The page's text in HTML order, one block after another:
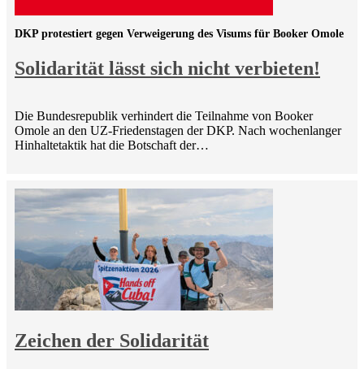
Solidarität lässt sich nicht verbieten!
DKP protestiert gegen Verweigerung des Visums für Booker Omole
Die Bundesrepublik verhindert die Teilnahme von Booker
Omole an den UZ-Friedenstagen der DKP. Nach wochenlanger
Hinhaltetaktik hat die Botschaft der…
Zeichen der Solidarität